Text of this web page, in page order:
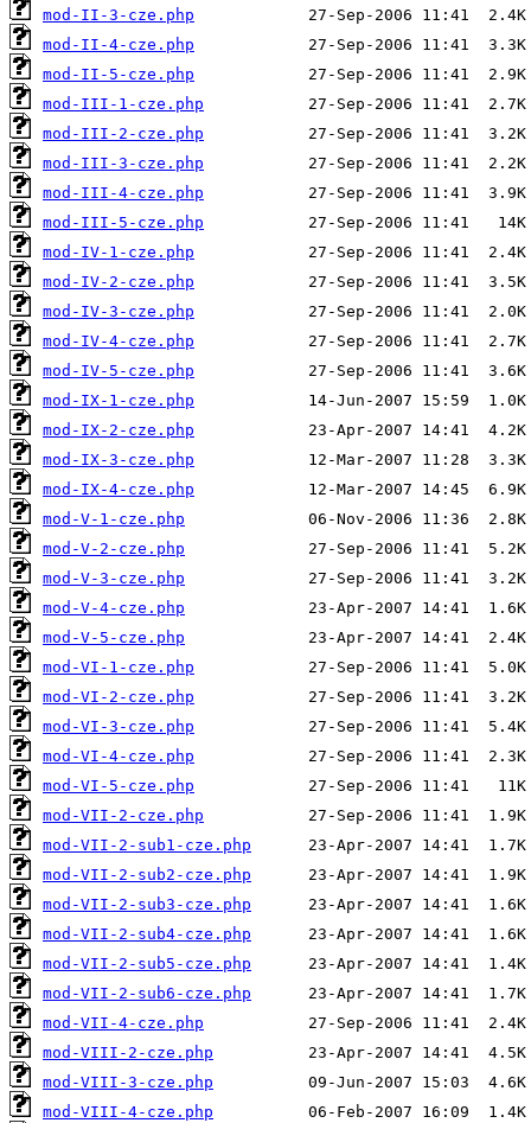
mod-II-3-cze.php
mod-II-4-cze.php
mod-II-5-cze.php
mod-III-1-cze.php
mod-III-2-cze.php
mod-III-3-cze.php
mod-III-4-cze.php
mod-III-5-cze.php
mod-IV-1-cze.php
mod-IV-2-cze.php
mod-IV-3-cze.php
mod-IV-4-cze.php
mod-IV-5-cze.php
mod-IX-1-cze.php
mod-IX-2-cze.php
mod-IX-3-cze.php
mod-IX-4-cze.php
mod-V-1-cze.php
mod-V-2-cze.php
mod-V-3-cze.php
mod-V-4-cze.php
mod-V-5-cze.php
mod-VI-1-cze.php
mod-VI-2-cze.php
mod-VI-3-cze.php
mod-VI-4-cze.php
mod-VI-5-cze.php
mod-VII-2-cze.php
mod-VII-2-sub1-cze.php
mod-VII-2-sub2-cze.php
mod-VII-2-sub3-cze.php
mod-VII-2-sub4-cze.php
mod-VII-2-sub5-cze.php
mod-VII-2-sub6-cze.php
mod-VII-4-cze.php
mod-VIII-2-cze.php
mod-VIII-3-cze.php
mod-VIII-4-cze.php